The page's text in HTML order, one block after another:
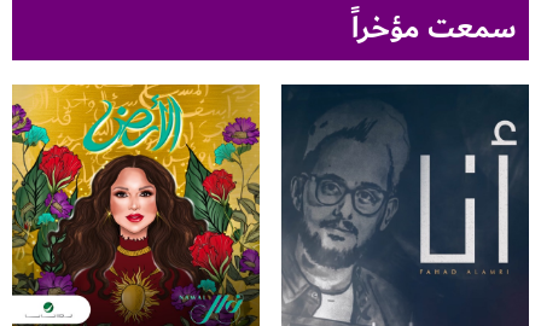
سمعت مؤخراً